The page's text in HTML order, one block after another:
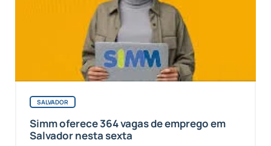
SALVADOR
Simm oferece 364 vagas de emprego em
Salvador nesta sexta